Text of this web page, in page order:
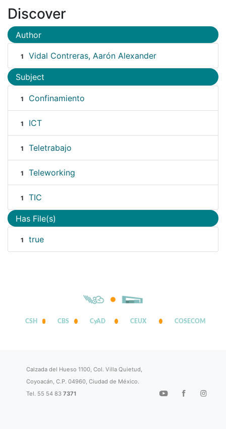
Discover
Author
1 Vidal Contreras, Aarón Alexander
Subject
1 Confinamiento
1 ICT
1 Teletrabajo
1 Teleworking
1 TIC
Has File(s)
1 true
CSH CBS CyAD CEUX COSECOM
Calzada del Hueso 1100, Col. Villa Quietud,
Coyoacán, C.P. 04960, Ciudad de México.
Tel. 55 54 837371